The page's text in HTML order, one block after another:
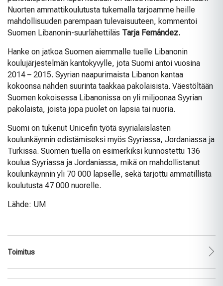
Nuorten ammattikoulutusta tukemalla tarjoamme heille
mahdollisuuden parempaan tulevaisuuteen, kommentoi
Suomen Libanonin-suurlähettiläs Tarja Fernández.
Hanke on jatkoa Suomen aiemmalle tuelle Libanonin
koulujärjestelmän kantokyvylle, jota Suomi antoi vuosina
2014 – 2015. Syyrian naapurimaista Libanon kantaa
kokoonsa nähden suurinta taakkaa pakolaisista. Väestöltään
Suomen kokoisessa Libanonissa on yli miljoonaa Syyrian
pakolaista, joista jopa puolet on lapsia tai nuoria.
Suomi on tukenut Unicefin työtä syyrialaislasten
koulunkäynnin edistämiseksi myös Syyriassa, Jordaniassa ja
Turkissa. Suomen tuella on esimerkiksi kunnostettu 136
koulua Syyriassa ja Jordaniassa, mikä on mahdollistanut
koulunkäynnin yli 70 000 lapselle, sekä tarjottu ammatillista
koulutusta 47 000 nuorelle.
Lähde: UM
Toimitus